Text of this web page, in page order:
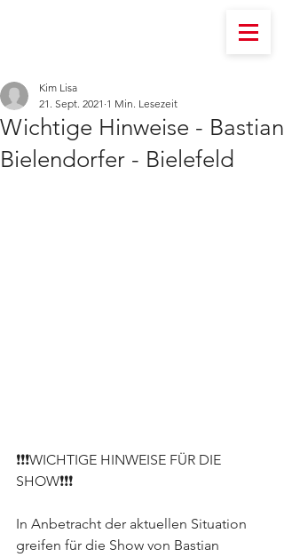
Wichtige Hinweise - Bastian
Bielendorfer - Bielefeld
Kim Lisa
21. Sept. 2021 1 Min. Lesezeit
❗❗❗WICHTIGE HINWEISE FÜR DIE
SHOW❗❗❗
In Anbetracht der aktuellen Situation
greifen für die Show von Bastian